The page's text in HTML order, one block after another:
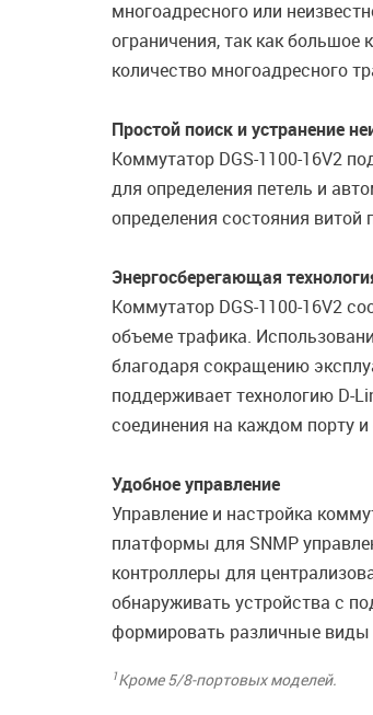
многоадресного или
ограничения, так как большое
количество многоадресного
Простой поиск и устранение
Коммутатор DGS-1100-16V2
для определения петель и
определения состояния витой
Энергосберегающая
Коммутатор DGS-1100-16V2
объеме трафика.
благодаря сокращению
поддерживает технологию D-
соединения на каждом порту
Удобное управление
Управление и настройка
платформы для SNMP
контроллеры для
обнаруживать устройства c
формировать различные виды
1Кроме 5/8-портовых моделей.